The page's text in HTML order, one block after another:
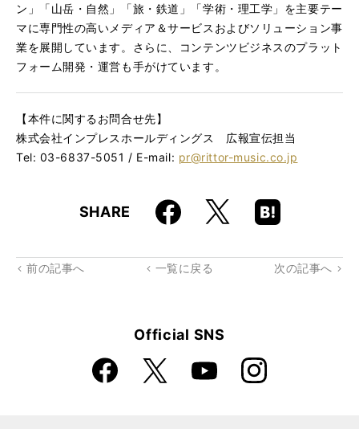
ン」「山岳・自然」「旅・鉄道」「学術・理工学」を主要テー
マに専門性の高いメディア＆サービスおよびソリューション事
業を展開しています。さらに、コンテンツビジネスのプラット
フォーム開発・運営も手がけています。
【本件に関するお問合せ先】
株式会社インプレスホールディングス 広報宣伝担当
Tel: 03-6837-5051 / E-mail: pr@rittor-music.co.jp
SHARE Faceboo
k
X
Hatena
Boo
rk
前の記事へ 一覧に戻る 次の記事へ
Official SNS
Faceboo
k
X YouTube Instagra
m